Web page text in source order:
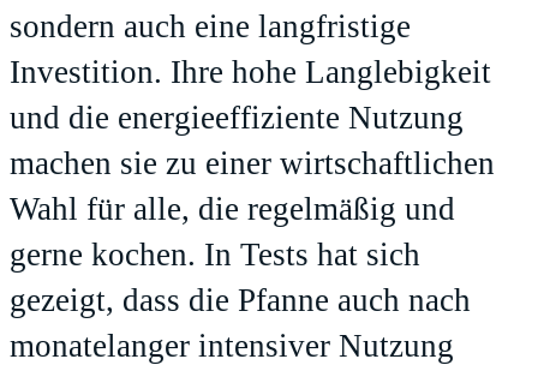
sondern auch eine langfristige
Investition. Ihre hohe Langlebigkeit
und die energieeffiziente Nutzung
machen sie zu einer wirtschaftlichen
Wahl für alle, die regelmäßig und
gerne kochen. In Tests hat sich
gezeigt, dass die Pfanne auch nach
monatelanger intensiver Nutzung